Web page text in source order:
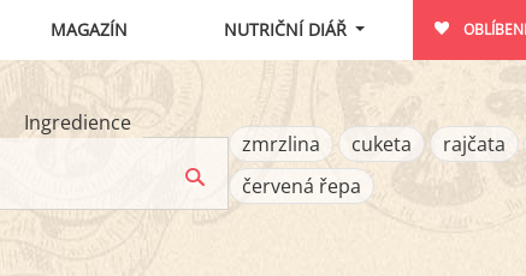
MAGAZÍN NUTRIČNÍ DIÁŘ
Ingredience
zmrzlina
cuketa rajčata
červená řepa